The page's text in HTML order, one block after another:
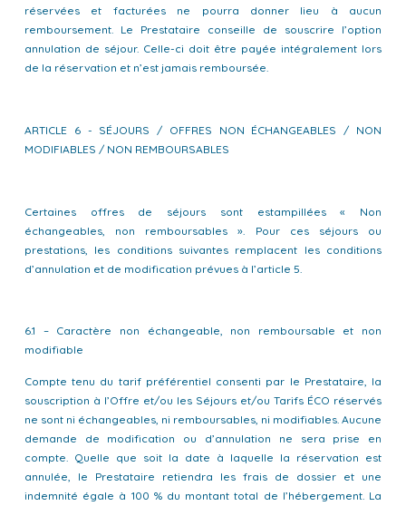
réservées et facturées ne pourra donner lieu à aucun
remboursement. Le Prestataire conseille de souscrire l’option
annulation de séjour. Celle-ci doit être payée intégralement lors
de la réservation et n’est jamais remboursée.
ARTICLE 6 - SÉJOURS / OFFRES NON ÉCHANGEABLES / NON
MODIFIABLES / NON REMBOURSABLES
Certaines offres de séjours sont estampillées « Non
échangeables, non remboursables ». Pour ces séjours ou
prestations, les conditions suivantes remplacent les conditions
d’annulation et de modification prévues à l’article 5.
6.1 – Caractère non échangeable, non remboursable et non
modifiable
Compte tenu du tarif préférentiel consenti par le Prestataire, la
souscription à l’Offre et/ou les Séjours et/ou Tarifs ÉCO réservés
ne sont ni échangeables, ni remboursables, ni modifiables. Aucune
demande de modification ou d’annulation ne sera prise en
compte. Quelle que soit la date à laquelle la réservation est
annulée, le Prestataire retiendra les frais de dossier et une
indemnité égale à 100 % du montant total de l’hébergement. La